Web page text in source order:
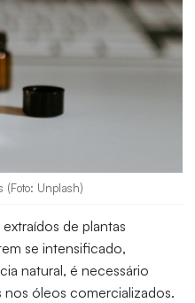
(Foto: Unplash)
de plantas
se intensificado,
natural, é necessário
nos óleos comercializados.